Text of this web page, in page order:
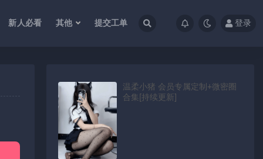
新人必看 其他 提交工单 登录
温柔小猪 会员专属定制+微密圈
合集[持续更新]